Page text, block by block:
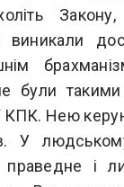
виникали
були
КПК. Нею
У
праведне і